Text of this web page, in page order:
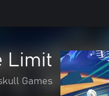
Limit
Games